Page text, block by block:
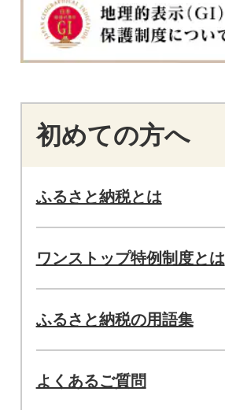
初めての方へ
ふるさと納税とは
ワンストップ特例制度とは
ふるさと納税の用語集
よくあるご質問